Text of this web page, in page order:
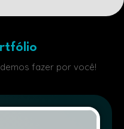
fazer por você!